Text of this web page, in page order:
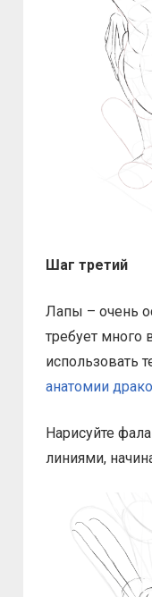
Шаг третий
Лапы – очень
требует
использовать
анатомии
Нарисуйте
линиями,